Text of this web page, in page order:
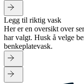
Legg til riktig vask
Her er en oversikt over
har valgt. Husk å velge
benkeplatevask.